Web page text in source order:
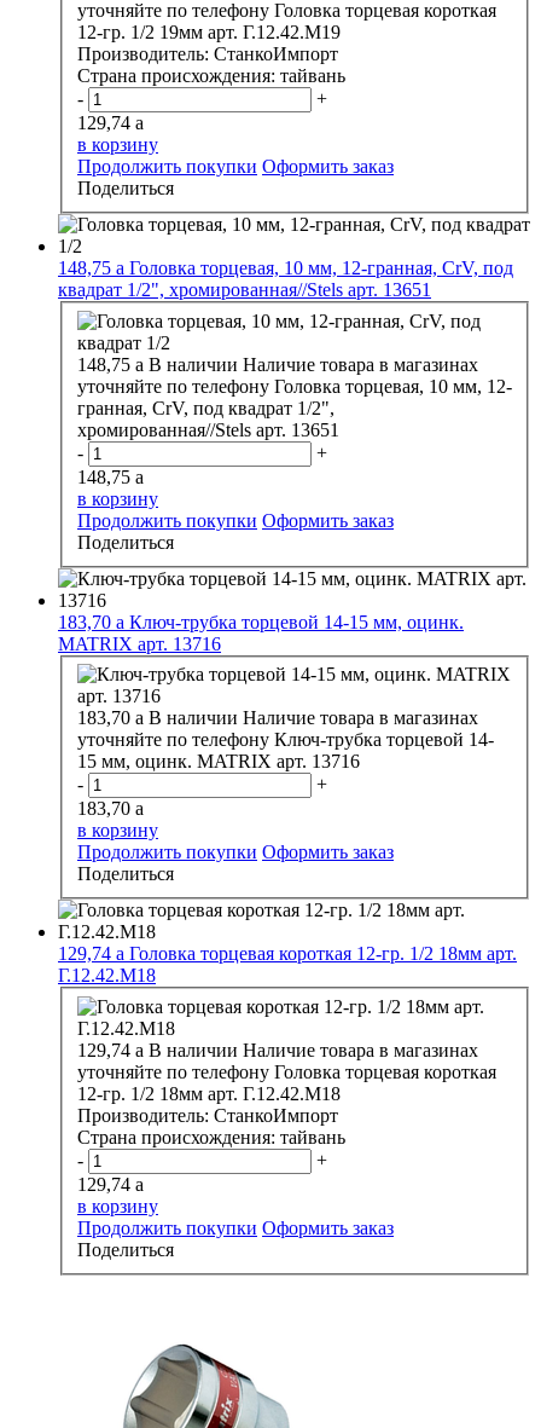
уточняйте по телефону Головка торцевая короткая
12-гр. 1/2 19мм арт. Г.12.42.М19
Производитель: СтанкоИмпорт
Страна происхождения: тайвань
-
+
129,74 a
в корзину
Продолжить покупки Оформить заказ
Поделиться
148,75 a Головка торцевая, 10 мм, 12-гранная, CrV, под
квадрат 1/2", хромированная//Stels арт. 13651
148,75 a В наличии Наличие товара в магазинах
уточняйте по телефону Головка торцевая, 10 мм, 12-
гранная, CrV, под квадрат 1/2",
хромированная//Stels арт. 13651
-
+
148,75 a
в корзину
Продолжить покупки Оформить заказ
Поделиться
183,70 a Ключ-трубка торцевой 14-15 мм, оцинк.
MATRIX арт. 13716
183,70 a В наличии Наличие товара в магазинах
уточняйте по телефону Ключ-трубка торцевой 14-
15 мм, оцинк. MATRIX арт. 13716
-
+
183,70 a
в корзину
Продолжить покупки Оформить заказ
Поделиться
129,74 a Головка торцевая короткая 12-гр. 1/2 18мм арт.
Г.12.42.М18
129,74 a В наличии Наличие товара в магазинах
уточняйте по телефону Головка торцевая короткая
12-гр. 1/2 18мм арт. Г.12.42.М18
Производитель: СтанкоИмпорт
Страна происхождения: тайвань
-
+
129,74 a
в корзину
Продолжить покупки Оформить заказ
Поделиться